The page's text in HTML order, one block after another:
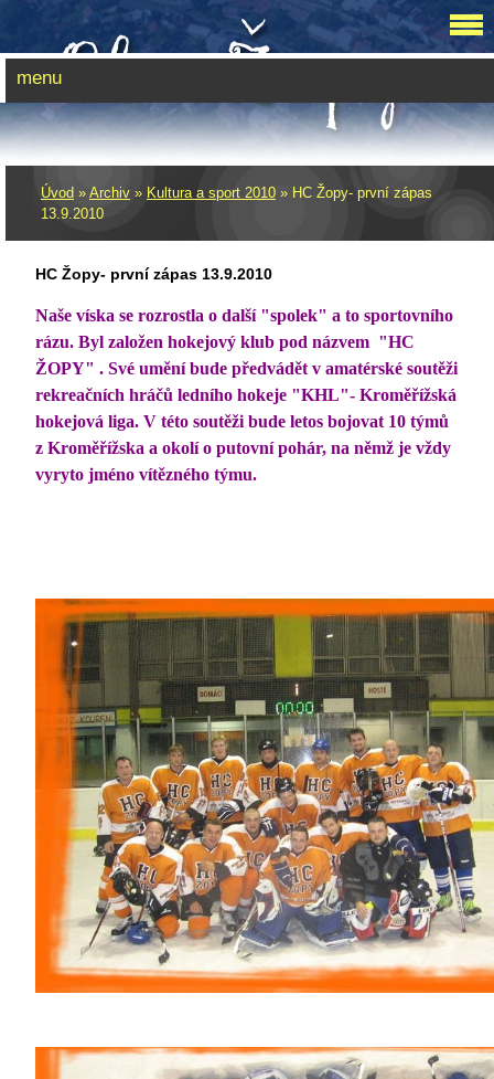
Úvod » Archiv » Kultura a sport 2010 » HC Žopy- první zápas
13.9.2010
HC Žopy- první zápas 13.9.2010
Naše víska se rozrostla o další "spolek" a to sportovního
rázu. Byl založen hokejový klub pod názvem "HC
ŽOPY" . Své umění bude předvádět v amatérské soutěži
rekreačních hráčů ledního hokeje "KHL"- Kroměřížská
hokejová liga. V této soutěži bude letos bojovat 10 týmů
z Kroměřížska a okolí o putovní pohár, na němž je vždy
vyryto jméno vítězného týmu.
menu